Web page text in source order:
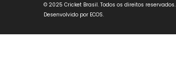
© 2025 Cricket Brasil. Todos os direitos reservados.
Desenvolvido por ECOS.